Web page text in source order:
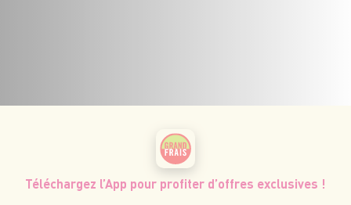
Téléchargez l’App pour profiter d’offres exclusives !